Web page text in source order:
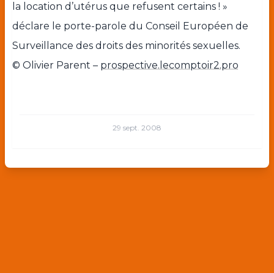
la location d’utérus que refusent certains ! »
déclare le porte-parole du Conseil Européen de
Surveillance des droits des minorités sexuelles.
© Olivier Parent – prospective.lecomptoir2.pro
29 sept. 2008